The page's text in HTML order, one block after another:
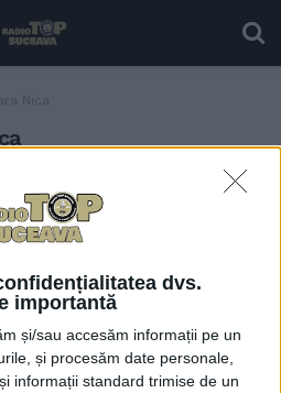
dvs.
importantă
și/sau accesăm informații pe un
și procesăm date personale,
informații standard trimise de un
Nica
Încă se lucrează la căminul
cultural din Moara.
Primarul Eduard
sperăm să-l inaugurăm
24 IUNIE, 2024